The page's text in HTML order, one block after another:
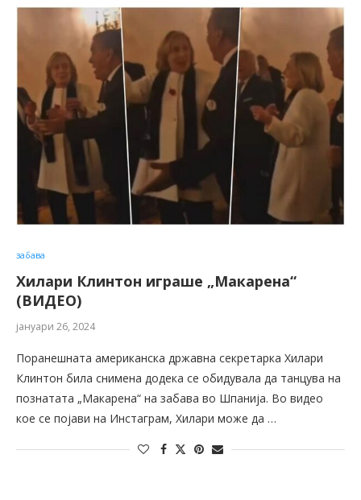
забава
Хилари Клинтон играше „Макарена“
(ВИДЕО)
јануари 26, 2024
Поранешната американска државна секретарка Хилари
Клинтон била снимена додека се обидувала да танцува на
познатата „Макарена“ на забава во Шпанија. Во видео
кое се појави на Инстаграм, Хилари може да …